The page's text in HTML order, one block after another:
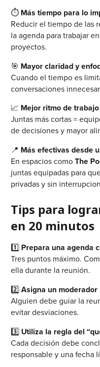
⏱️ Más tiempo para lo
Reducir el tiempo de las
la agenda para trabajar
proyectos.
🎯 Mayor claridad y
Cuando el tiempo es
conversaciones
📈 Mejor ritmo de trabajo
Juntas más cortas =
de decisiones y mayor
📍 Más efectivas desde
En espacios comoThe
juntas equipadas para
privadas y sin
Tips para
en 20 minutos
1️⃣ Prepara una agenda
Tres puntos máximo.
ella durante la reunión.
2️⃣Asigna un moderador
Alguien debe guiar la
evitar desviaciones.
3️⃣ Utiliza la regla del
Cada decisión debe
responsable y una fecha